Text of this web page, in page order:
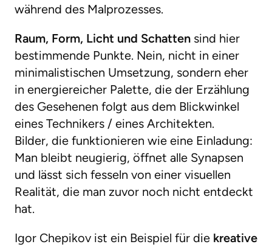
während des Malprozesses.
Raum, Form, Licht und Schatten sind hier
bestimmende Punkte. Nein, nicht in einer
minimalistischen Umsetzung, sondern eher
in energiereicher Palette, die der Erzählung
des Gesehenen folgt aus dem Blickwinkel
eines Technikers / eines Architekten.
Bilder, die funktionieren wie eine Einladung:
Man bleibt neugierig, öffnet alle Synapsen
und lässt sich fesseln von einer visuellen
Realität, die man zuvor noch nicht entdeckt
hat.
Igor Chepikov ist ein Beispiel für die kreative